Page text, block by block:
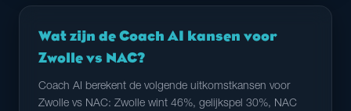
Wat zijn de Coach AI kansen voor
Zwolle vs NAC?
Coach AI berekent de volgende uitkomstkansen voor
Zwolle vs NAC: Zwolle wint 46%, gelijkspel 30%, NAC